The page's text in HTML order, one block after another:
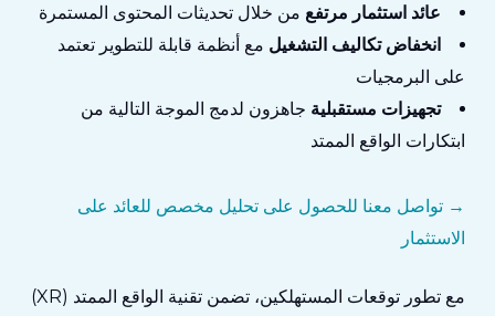
عائد استثمار مرتفع من خلال تحديثات المحتوى المستمرة
انخفاض تكاليف التشغيل مع أنظمة قابلة للتطوير تعتمد
على البرمجيات
تجهيزات مستقبلية جاهزون لدمج الموجة التالية من
ابتكارات الواقع الممتد
→ تواصل معنا للحصول على تحليل مخصص للعائد على
الاستثمار
مع تطور توقعات المستهلكين، تضمن تقنية الواقع الممتد (XR)